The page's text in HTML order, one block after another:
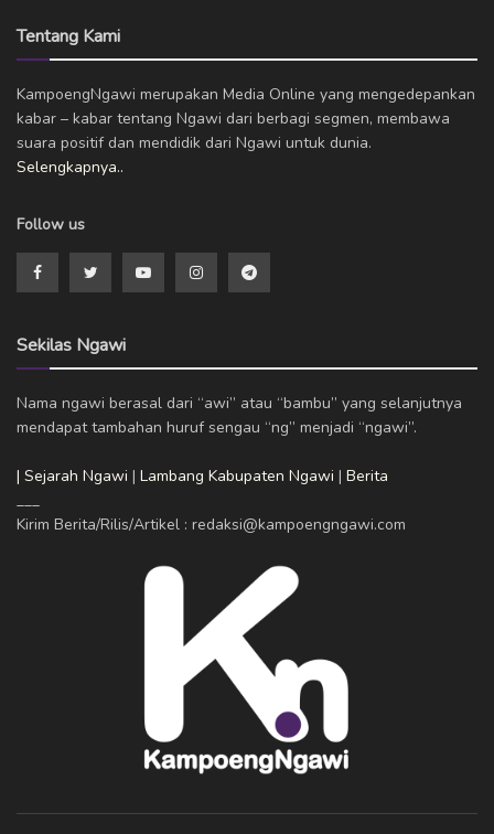
Tentang Kami
KampoengNgawi merupakan Media Online yang mengedepankan
kabar – kabar tentang Ngawi dari berbagi segmen, membawa
suara positif dan mendidik dari Ngawi untuk dunia.
Selengkapnya..
Follow us
Sekilas Ngawi
Nama ngawi berasal dari “awi” atau “bambu” yang selanjutnya
mendapat tambahan huruf sengau “ng” menjadi “ngawi”.
| Sejarah Ngawi | Lambang Kabupaten Ngawi | Berita
___
Kirim Berita/Rilis/Artikel : redaksi@kampoengngawi.com